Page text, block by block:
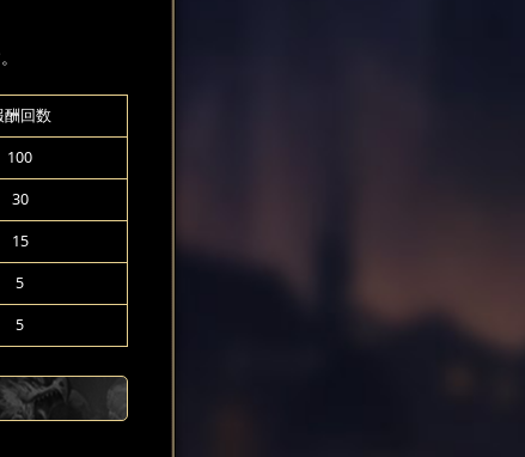
酬回数
100
30
15
5
5